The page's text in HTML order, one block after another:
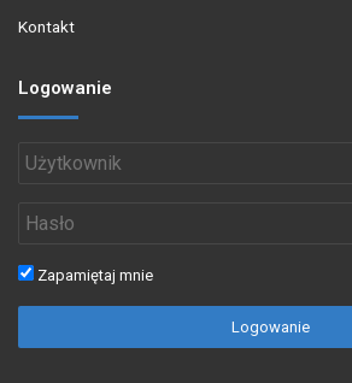
Kontakt
Logowanie
Zapamiętaj mnie
Logowanie